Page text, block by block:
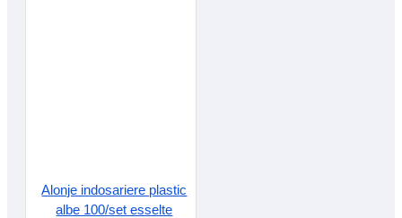
Alonje indosariere plastic
albe 100/set esselte